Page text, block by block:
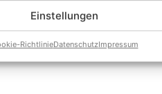
Einstellungen
RichtlinieDatenschutzImpressum